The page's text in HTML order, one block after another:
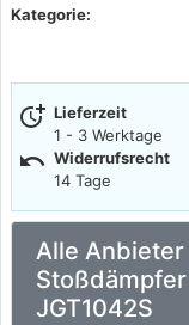
Kategorie:
more_time Lieferzeit
1 - 3 Werktage
undo Widerrufsrecht
14 Tage
Alle
JGT1042S